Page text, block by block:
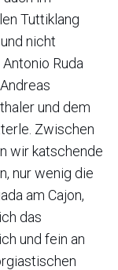
Tuttiklang
nicht
Ruda
und dem
Zwischen
wir katschende
nur wenig die
am Cajon,
das
und fein an